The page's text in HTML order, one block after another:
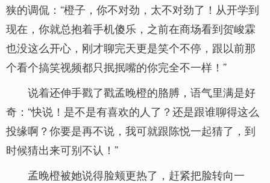
狭的调侃：“橙子，你不对劲，太不对劲了！从开学到
现在，你就总抱着手机傻乐，之前在商场看到贺峻霖
也没这么开心，刚才聊完天更是笑个不停，跟以前那
个看个搞笑视频都只抿抿嘴的你完全不一样！”
说着还伸手戳了戳孟晚橙的胳膊，语气里满是好
奇：“快说！是不是有喜欢的人了？还是跟谁聊得这么
投缘啊？你要是再不说，我可就跟陈悦一起猜了，到
时候猜出来可别不认！”
孟晚橙被她说得脸颊更热了，赶紧把脸转向一